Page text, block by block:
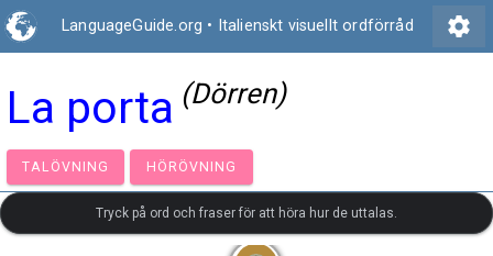
LanguageGuide.org • Italienskt visuellt ordförråd settings
La porta (Dörren)
TALÖVNING HÖRÖVNING
Tryck på ord och fraser för att höra hur de uttalas.